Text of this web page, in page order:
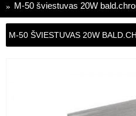
M-50 šviestuvas 20W
M-50 ŠVIESTUVAS 20W